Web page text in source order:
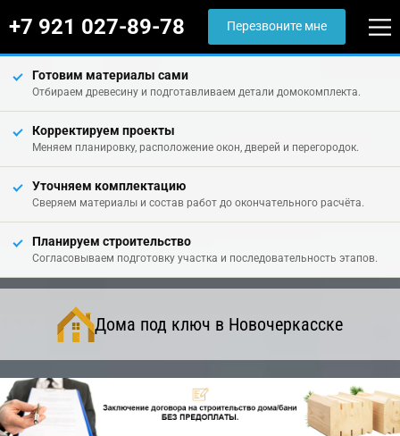
+7 921 027-89-78 Перезвоните мне
Готовим материалы сами
Отбираем древесину и подготавливаем детали домокомплекта.
Корректируем проекты
Меняем планировку, расположение окон, дверей и перегородок.
Уточняем комплектацию
Сверяем материалы и состав работ до окончательного расчёта.
Планируем строительство
Согласовываем подготовку участка и последовательность этапов.
Дома под ключ в Новочеркасске